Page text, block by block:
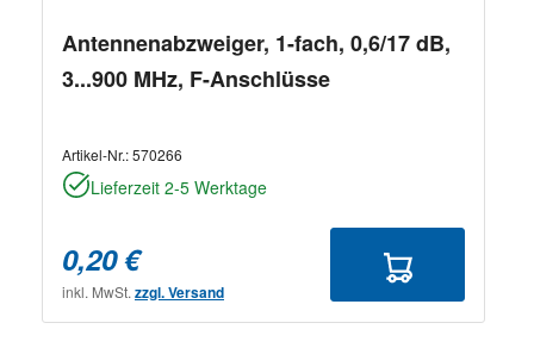
Antennenabzweiger, 1-fach, 0,6/17 dB,
3...900 MHz, F-Anschlüsse
Artikel-Nr.:570266
Lieferzeit 2-5 Werktage
0,20 €
inkl. MwSt. zzgl. Versand